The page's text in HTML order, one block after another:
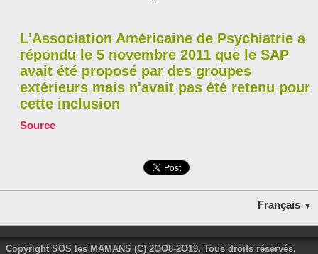
L'Association Américaine de Psychiatrie a
répondu le 5 novembre 2011 que le SAP
avait été proposé par des groupes
extérieurs mais n'avait pas été retenu pour
cette inclusion
Source
Français ▼
Copyright SOS les MAMANS (C) 2OO8-2O19. Tous droits réservés.